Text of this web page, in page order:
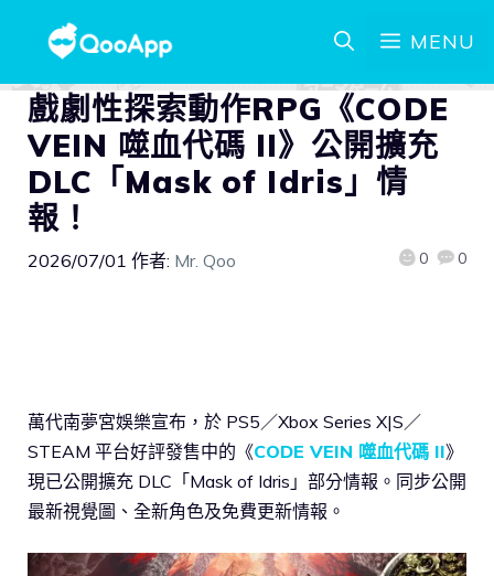
MENU
戲劇性探索動作RPG《CODE
VEIN 噬血代碼 II》公開擴充
DLC「Mask of Idris」情
報！
2026/07/01 作者: Mr. Qoo 0 0
萬代南夢宮娛樂宣布，於 PS5／Xbox Series X|S／
STEAM 平台好評發售中的《CODE VEIN 噬血代碼 II》
現已公開擴充 DLC「Mask of Idris」部分情報。同步公開
最新視覺圖、全新角色及免費更新情報。